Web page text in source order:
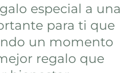
especial a una
para ti que
un momento
regalo que